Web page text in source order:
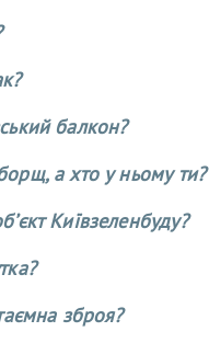
балкон?
а хто у ньому ти?
Київзеленбуду?
зброя?